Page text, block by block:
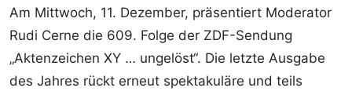
Am Mittwoch, 11. Dezember, präsentiert Moderator
Rudi Cerne die 609. Folge der ZDF-Sendung
„Aktenzeichen XY … ungelöst“. Die letzte Ausgabe
des Jahres rückt erneut spektakuläre und teils